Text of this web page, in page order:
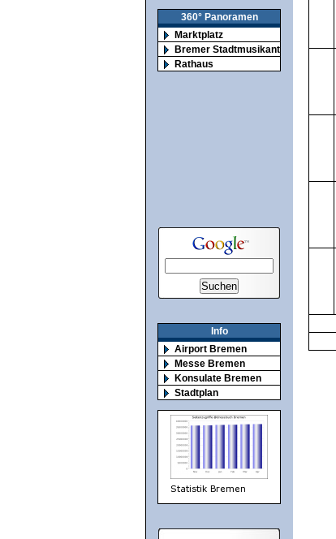
360° Panoramen
Marktplatz
Bremer Stadtmusikanten
Rathaus
Info
Airport Bremen
Messe Bremen
Konsulate Bremen
Stadtplan